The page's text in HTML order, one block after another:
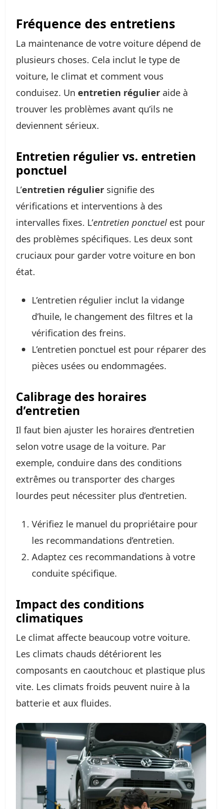
Fréquence des entretiens
La maintenance de votre voiture dépend de
plusieurs choses. Cela inclut le type de
voiture, le climat et comment vous
conduisez. Un entretien régulier aide à
trouver les problèmes avant qu’ils ne
deviennent sérieux.
Entretien régulier vs. entretien
ponctuel
L’entretien régulier signifie des
vérifications et interventions à des
intervalles fixes. L’entretien ponctuel est pour
des problèmes spécifiques. Les deux sont
cruciaux pour garder votre voiture en bon
état.
L’entretien régulier inclut la vidange
d’huile, le changement des filtres et la
vérification des freins.
L’entretien ponctuel est pour réparer des
pièces usées ou endommagées.
Calibrage des horaires
d’entretien
Il faut bien ajuster les horaires d’entretien
selon votre usage de la voiture. Par
exemple, conduire dans des conditions
extrêmes ou transporter des charges
lourdes peut nécessiter plus d’entretien.
Vérifiez le manuel du propriétaire pour
les recommandations d’entretien.
Adaptez ces recommandations à votre
conduite spécifique.
Impact des conditions
climatiques
Le climat affecte beaucoup votre voiture.
Les climats chauds détériorent les
composants en caoutchouc et plastique plus
vite. Les climats froids peuvent nuire à la
batterie et aux fluides.